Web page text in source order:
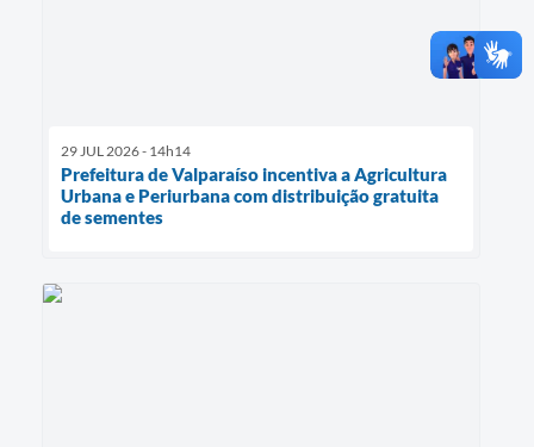
29 JUL 2026 - 14h14
Prefeitura de Valparaíso incentiva a Agricultura
Urbana e Periurbana com distribuição gratuita
de sementes